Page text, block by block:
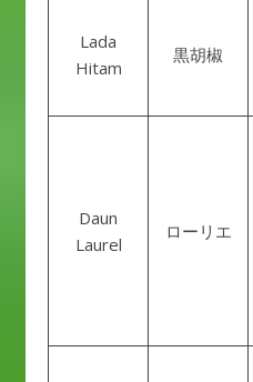
Lada
Hitam
黒胡椒
Daun
Laurel
ローリエ